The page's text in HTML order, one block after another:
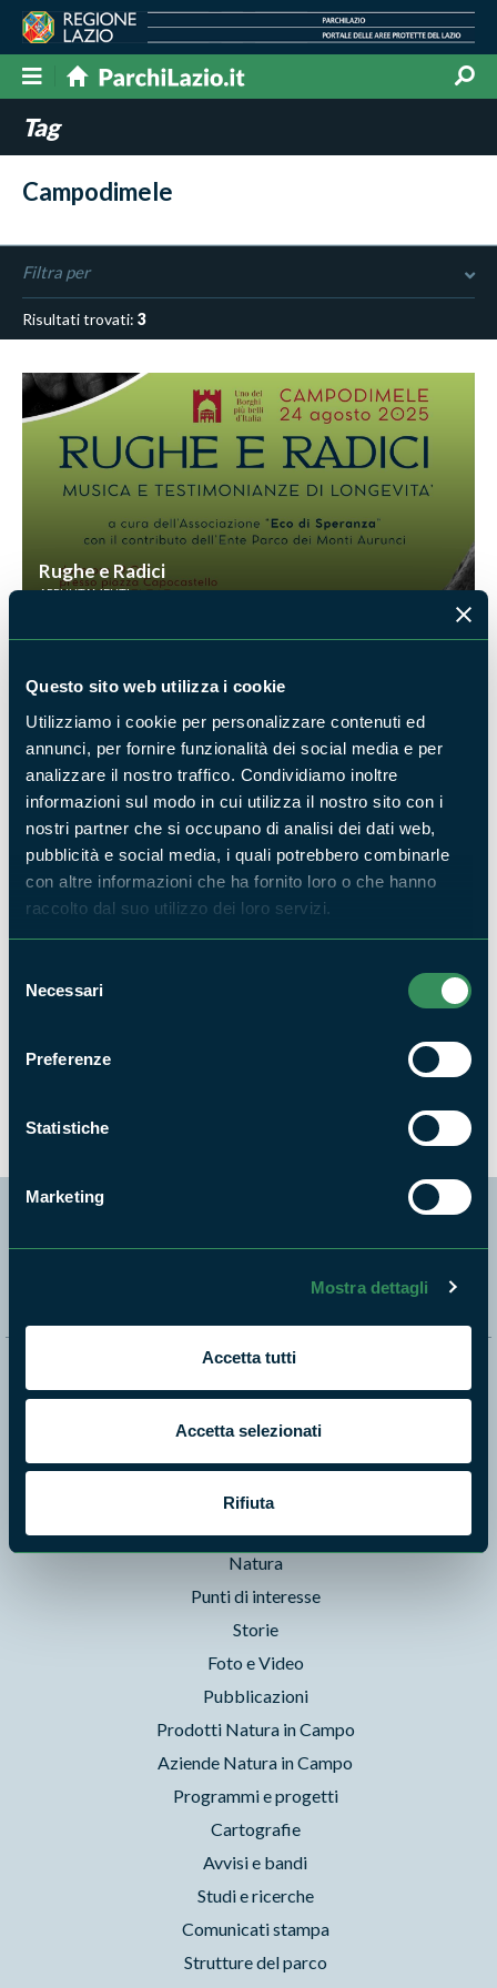
Questo sito web utilizza i cookie
Utilizziamo i cookie per personalizzare contenuti ed
annunci, per fornire funzionalità dei social media e per
analizzare il nostro traffico. Condividiamo inoltre
informazioni sul modo in cui utilizza il nostro sito con i
nostri partner che si occupano di analisi dei dati web,
pubblicità e social media, i quali potrebbero combinarle
con altre informazioni che ha fornito loro o che hanno
raccolto dal suo utilizzo dei loro servizi.
delNecessari
Preferenze
Statistiche
Marketing
Mostra dettagli
Accetta tutti
Accetta selezionati
Rifiuta
Tag
Campodimele
Filtra per
Risultati trovati:3
Rughe e Radici
APPUNTAMENTI
Monti Aurunci tra archeologia e natura
APPUNTAMENTI
Weekend sotto il Cielo del Parco
Aree Protette
Itinerari
News e appuntamenti
Natura
Punti di interesse
Storie
Foto e Video
Pubblicazioni
Prodotti Natura in Campo
Aziende Natura in Campo
Programmi e progetti
Cartografie
Avvisi e bandi
Studi e ricerche
Comunicati stampa
Strutture del parco